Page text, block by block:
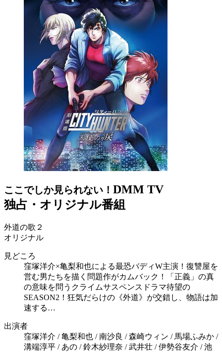
ここでしか見られない！ DMM TV
独占・オリジナル番組
外道の歌２
オリジナル
見どころ
窪塚洋介×亀梨和也による最恐バディW主演！復讐屋を
営む男たちを描く問題作がカムバック！「正義」の真
の意味を問うクライムサスペンスドラマ待望の
SEASON2！狂気だらけの《外道》が交錯し、物語は加
速する…
出演者
窪塚洋介 / 亀梨和也 / 南沙良 / 森崎ウィン / 馬場ふみか /
溝端淳平 / あの / 鈴木紗理奈 / 武井壮 / 伊勢谷友介 / 池